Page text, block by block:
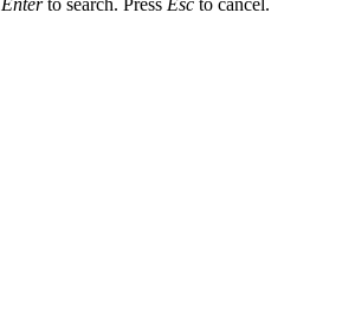
Enterto search. Press Esc to cancel.